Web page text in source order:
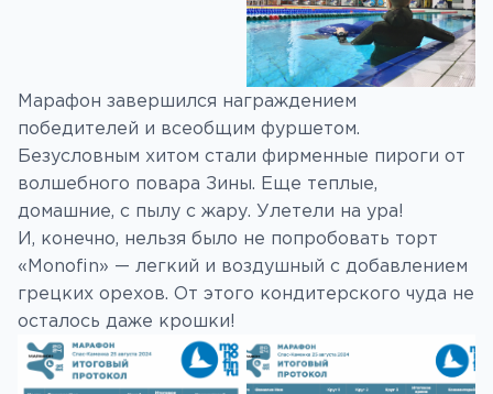
Марафон завершился награждением
победителей и всеобщим фуршетом.
Безусловным хитом стали фирменные пироги от
волшебного повара Зины. Еще теплые,
домашние, с пылу с жару. Улетели на ура!
И, конечно, нельзя было не попробовать торт
«Monofin» — легкий и воздушный с добавлением
грецких орехов. От этого кондитерского чуда не
осталось даже крошки!